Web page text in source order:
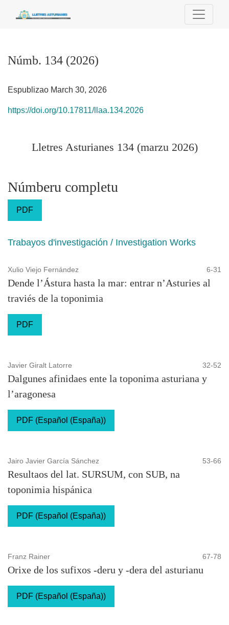
Númb. 134 (2026): Lletres Asturianes 134 (marzu 2026)
Númb. 134 (2026)
Espublizao March 30, 2026
https://doi.org/10.17811/llaa.134.2026
Lletres Asturianes 134 (marzu 2026)
Númberu completu
PDF
Trabayos d'investigación / Investigation Works
Xulio Viejo Fernández 6-31
Dende l’Ástura hasta la mar: entrar n’Asturies al
traviés de la toponimia
PDF
Javier Giralt Latorre 32-52
Dalgunes afinidaes ente la toponima asturiana y
l’aragonesa
PDF (Español (España))
Jairo Javier García Sánchez 53-66
Resultaos del lat. SURSUM, con SUB, na
toponimia hispánica
PDF (Español (España))
Franz Rainer 67-78
Orixe de los sufixos -deru y -dera del asturianu
PDF (Español (España))